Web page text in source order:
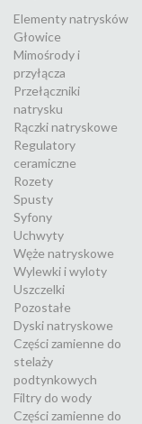
Elementy natrysków
Głowice
Mimośrody i
przyłącza
Przełączniki
natrysku
Rączki natryskowe
Regulatory
ceramiczne
Rozety
Spusty
Syfony
Uchwyty
Węże natryskowe
Wylewki i wyloty
Uszczelki
Pozostałe
Dyski natryskowe
Części zamienne do
stelaży
podtynkowych
Filtry do wody
Części zamienne do